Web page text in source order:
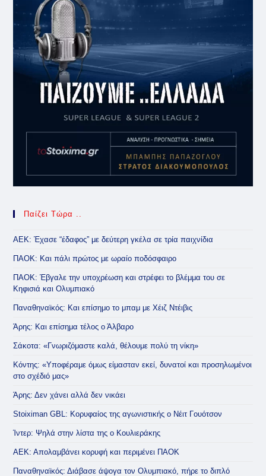
Παίζει Τώρα ..
ΑΕΚ: Έχασε “έδαφος” με δεύτερη γκέλα σε τρία παιχνίδια
ΠΑΟΚ: Και πάλι πρώτος με ωραίο ποδόσφαιρο
ΠΑΟΚ: Έβγαλε την υποχρέωση και στρέφει το βλέμμα του σε
Κηφισιά και Ολυμπιακό
Παναθηναϊκός: Και επίσημο το μπαμ με Χέιζ Ντέιβις
Άρης: Και επίσημα τέλος ο Άλβαρο
Σάκοτα: «Γνωριζόμαστε καλά, θέλουμε πολύ τη νίκη»
Κόντης: «Υποφέραμε όμως είμασταν εκεί, δυνατοί και προσηλωμένοι
στο σχέδιό μας»
Άρης: Δεν χάνει αλλά δεν νικάει
Stoiximan GBL: Κορυφαίος της αγωνιστικής ο Νέιτ Γουότσον
Ίντερ: Ψηλά στην λίστα της ο Κουλιεράκης
ΑΕΚ: Απολαμβάνει κορυφή και περιμένει ΠΑΟΚ
Παναθηναϊκός: Διάβασε άψογα τον Ολυμπιακό, πήρε το διπλό